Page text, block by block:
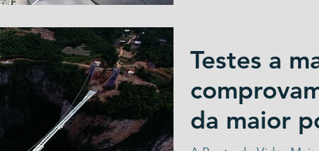
Testes a
da maior